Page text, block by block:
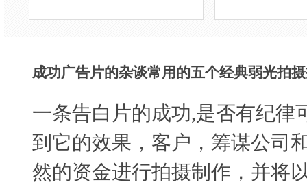
成功广告片的杂谈常用的五个经典弱光拍
一条告白片的成功,是否有纪律
到它的效果，客户，筹谋公司
然的资金进行拍摄制作，并将